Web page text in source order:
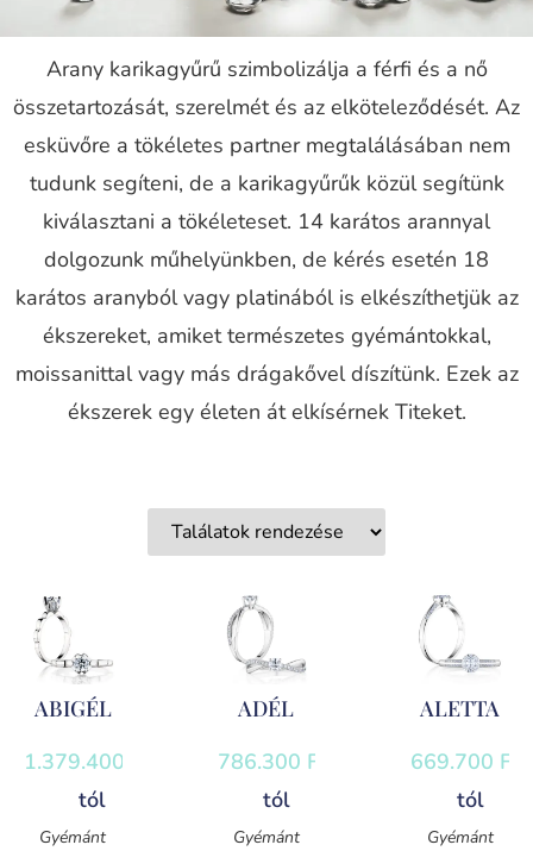
Arany karikagyűrű szimbolizálja a férfi és a nő
összetartozását, szerelmét és az elköteleződését. Az
esküvőre a tökéletes partner megtalálásában nem
tudunk segíteni, de a karikagyűrűk közül segítünk
kiválasztani a tökéleteset. 14 karátos arannyal
dolgozunk műhelyünkben, de kérés esetén 18
karátos aranyból vagy platinából is elkészíthetjük az
ékszereket, amiket természetes gyémántokkal,
moissanittal vagy más drágakővel díszítünk. Ezek az
ékszerek egy életen át elkísérnek Titeket.
ABIGÉL
1.379.400
tól
Gyémánt
ADÉL
786.300 Ft
tól
Gyémánt
ALETTA
669.700 Ft
tól
Gyémánt